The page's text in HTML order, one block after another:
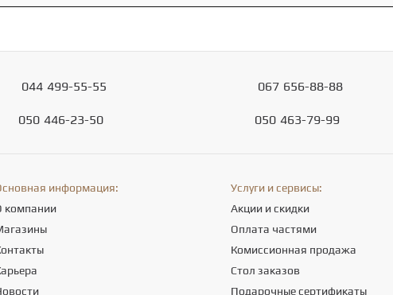
044 499-55-55
050 446-23-50
067 656-88-88
050 463-79-99
информация:
компании
Услуги и сервисы:
Акции и скидки
Оплата частями
Комиссионная продажа
Стол заказов
Подарочные сертификаты